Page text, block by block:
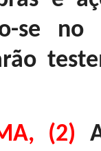
se
(2)